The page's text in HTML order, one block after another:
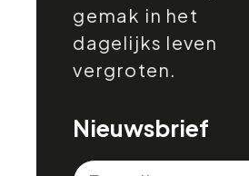
gemak in het
dagelijks leven
vergroten.
Nieuwsbrief